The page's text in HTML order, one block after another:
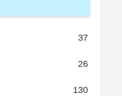
37
26
130